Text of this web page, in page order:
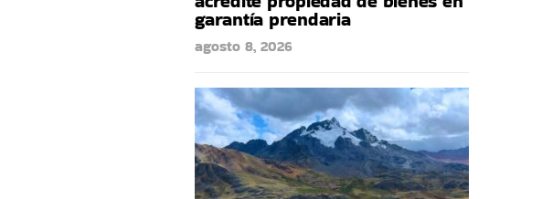
garantía prendaria
agosto 8, 2026